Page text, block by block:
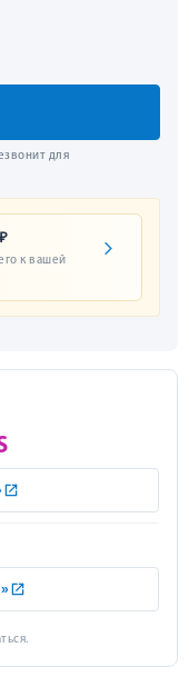
для
к вашей